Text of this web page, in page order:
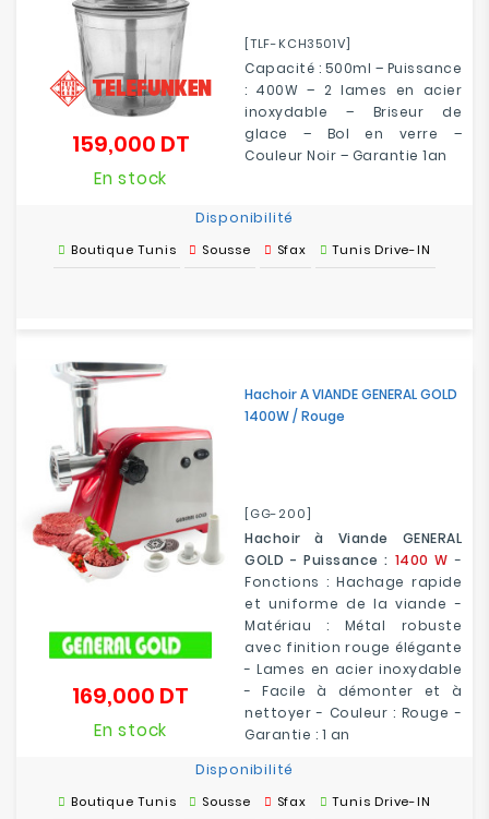
[TLF-KCH3501V]
Capacité : 500ml – Puissance
: 400W – 2 lames en acier
inoxydable – Briseur de
glace – Bol en verre –
Couleur Noir – Garantie 1an
159,000 DTPrix
En stock
Disponibilité
Boutique Tunis Sousse Sfax Tunis Drive-IN
Hachoir A VIANDE GENERAL GOLD
1400W / Rouge
[GG-200]
Hachoir à Viande GENERAL
GOLD - Puissance : 1400 W -
Fonctions : Hachage rapide
et uniforme de la viande -
Matériau : Métal robuste
avec finition rouge élégante
- Lames en acier inoxydable
- Facile à démonter et à
nettoyer - Couleur : Rouge -
Garantie : 1 an
169,000 DT
En stock
Disponibilité
Boutique Tunis Sousse Sfax Tunis Drive-IN